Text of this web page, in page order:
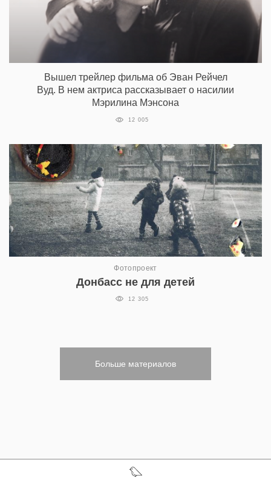
Вышел трейлер фильма об Эван Рейчел
Вуд. В нем актриса рассказывает о насилии
Мэрилина Мэнсона
12 005
Фотопроект
Донбасс не для детей
12 305
Больше материалов